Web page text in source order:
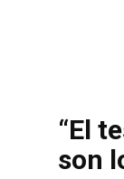
“El
son